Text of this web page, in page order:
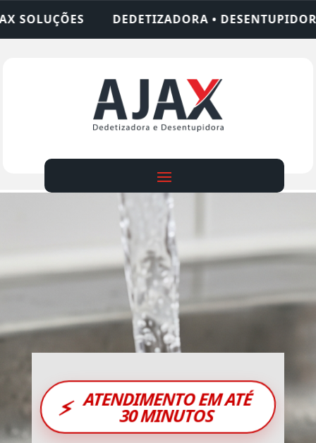
• DESENTUPIDORA • LIMPEZA DE FOSSA •
⚡ ATENDIMENTO EM ATÉ
30 MINUTOS